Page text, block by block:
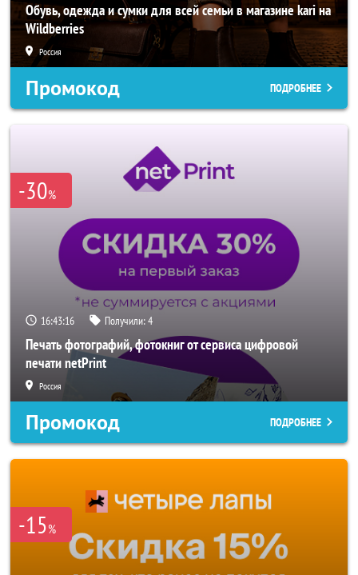
Обувь, одежда и сумки для всей семьи в магазине kari на
Wildberries
Россия
Промокод ПОДРОБНЕЕ
-30%
16:43:14 Получили:4
Печать фотографий, фотокниг от сервиса цифровой
печати netPrint
Россия
Промокод ПОДРОБНЕЕ
-15%